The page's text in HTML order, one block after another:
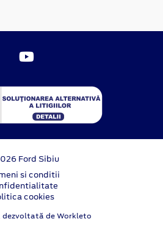
Ford Sibiu
si conditii
cookies
de Workleto